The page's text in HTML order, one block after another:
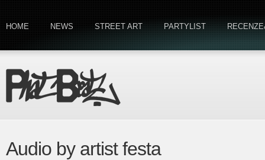
HOME NEWS STREET ART PARTYLIST
Audio by artist festa